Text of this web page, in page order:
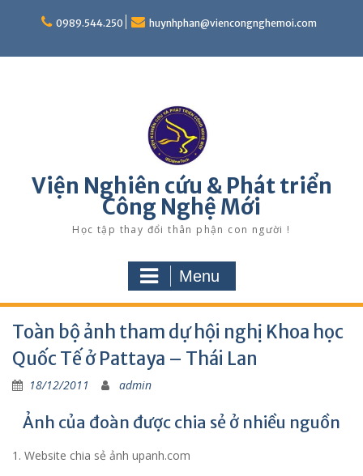
0989.544.250 huynhphan@viencongnghemoi.com
Viện Nghiên cứu & Phát triển
Công Nghệ Mới
Học tập thay đổi thân phận con người !
Menu
Toàn bộ ảnh tham dự hội nghị Khoa học
Quốc Tế ở Pattaya – Thái Lan
18/12/2011 admin
Ảnh của đoàn được chia sẻ ở nhiều nguồn
1. Website chia sẻ ảnh upanh.com